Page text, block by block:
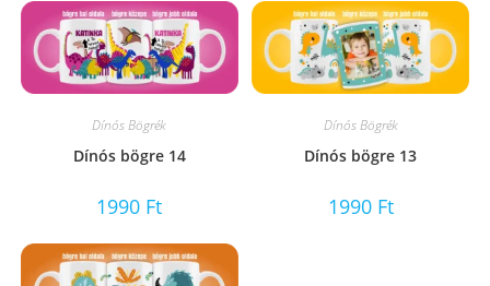
Dínós Bögrék
Dínós bögre 14
1990 Ft
Dínós Bögrék
Dínós bögre 13
1990 Ft